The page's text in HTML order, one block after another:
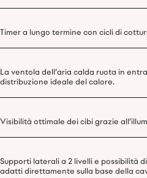
Timer a lungo termine con cicli di
La ventola dell’aria calda ruota in
distribuzione ideale del calore.
Visibilità ottimale dei cibi grazie
Supporti laterali a 2 livelli e possibilità
adatti direttamente sulla base della